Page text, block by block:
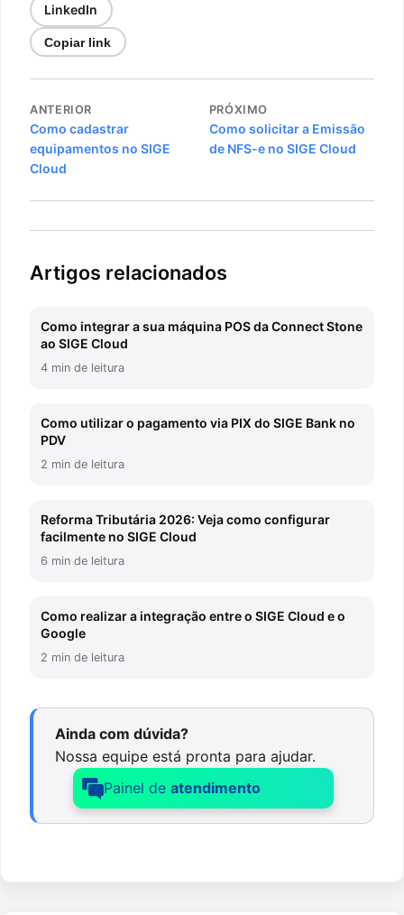
LinkedIn
Copiar link
de
Post
ANTERIOR
Como cadastrar
equipamentos no SIGE
Cloud
PRÓXIMO
Como solicitar a Emissão
de NFS-e no SIGE Cloud
Artigos relacionados
Como integrar a sua máquina POS da Connect Stone
ao SIGE Cloud
4 min de leitura
Como utilizar o pagamento via PIX do SIGE Bank no
PDV
2 min de leitura
Reforma Tributária 2026: Veja como configurar
facilmente no SIGE Cloud
6 min de leitura
Como realizar a integração entre o SIGE Cloud e o
Google
2 min de leitura
Ainda com dúvida?
Nossa equipe está pronta para ajudar.
Painel de atendimento